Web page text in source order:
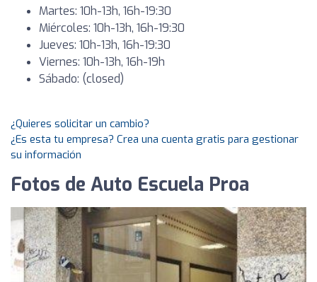
Martes: 10h-13h, 16h-19:30
Miércoles: 10h-13h, 16h-19:30
Jueves: 10h-13h, 16h-19:30
Viernes: 10h-13h, 16h-19h
Sábado: (closed)
¿Quieres solicitar un cambio?
¿Es esta tu empresa? Crea una cuenta gratis para gestionar
su información
Fotos de Auto Escuela Proa